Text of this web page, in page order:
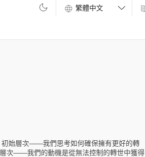
初始層次——我們思考如何確保擁有更好的轉
次——我們的動機是從無法控制的轉世中獲得